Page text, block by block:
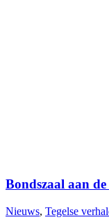
Bondszaal aan
Nieuws, Tegelse